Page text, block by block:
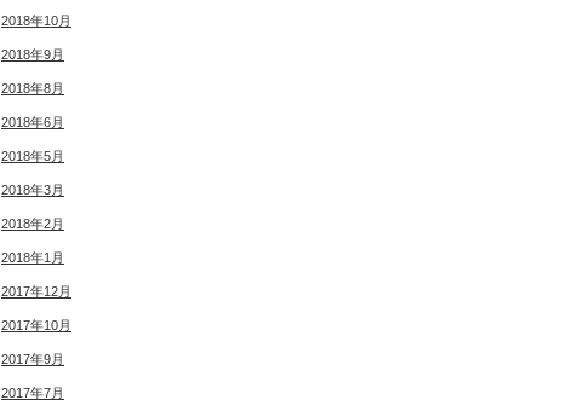
2018年10月
2018年9月
2018年8月
2018年6月
2018年5月
2018年3月
2018年2月
2018年1月
2017年12月
2017年10月
2017年9月
2017年7月